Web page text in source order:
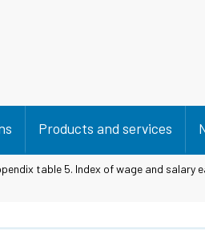
Products and services
table 5. Index of wage and salary